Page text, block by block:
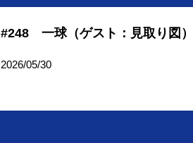
#248 一球（ゲスト：見取り図）
2026/05/30